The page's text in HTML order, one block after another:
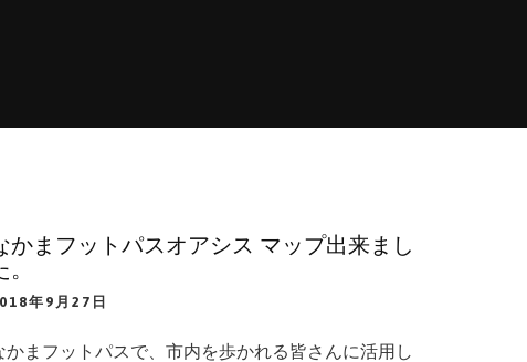
かまフットパスオアシス マップ出来まし
年9月27日
かまフットパスで、市内を歩かれる皆さんに活用し